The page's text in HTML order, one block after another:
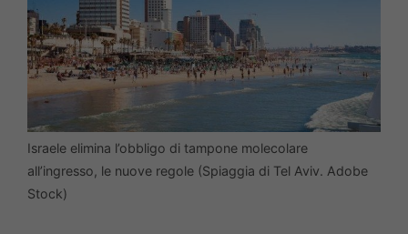
Israele elimina l’obbligo di tampone molecolare
all’ingresso, le nuove regole (Spiaggia di Tel Aviv. Adobe
Stock)